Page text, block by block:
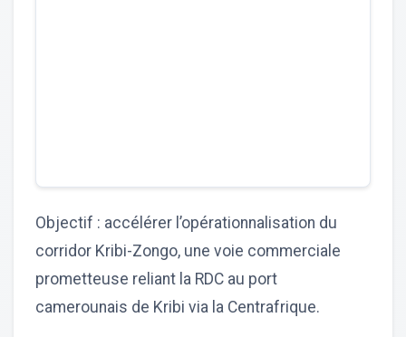
Objectif : accélérer l’opérationnalisation du
corridor Kribi-Zongo, une voie commerciale
prometteuse reliant la RDC au port
camerounais de Kribi via la Centrafrique.